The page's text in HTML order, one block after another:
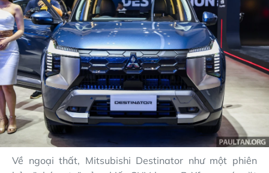
Về ngoại thất, Mitsubishi Destinator như một phiên